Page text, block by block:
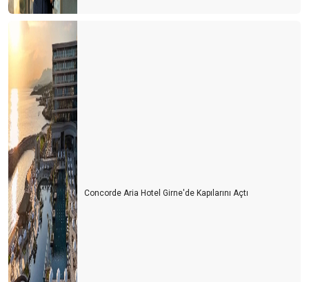
Concorde Aria Hotel Girne'de Kapılarını Açtı